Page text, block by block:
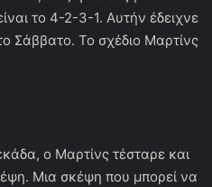
το 4-2-3-1. Αυτήν έδειχνε
Σάββατο. Το σχέδιο Μαρτίνς
ο Μαρτίνς τέσταρε και
Μια σκέψη που μπορεί να